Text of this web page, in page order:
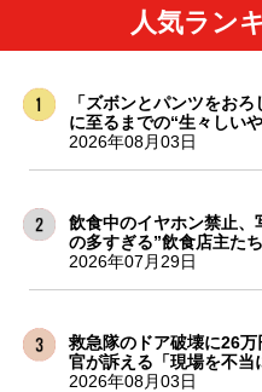
人気ラン
「ズボンとパンツをお
に至るまでの“生々しい
2026年08月03日
飲食中のイヤホン禁止
の多すぎる”飲食店主た
2026年07月29日
救急隊のドア破壊に26
官が訴える「現場を不当
2026年08月03日